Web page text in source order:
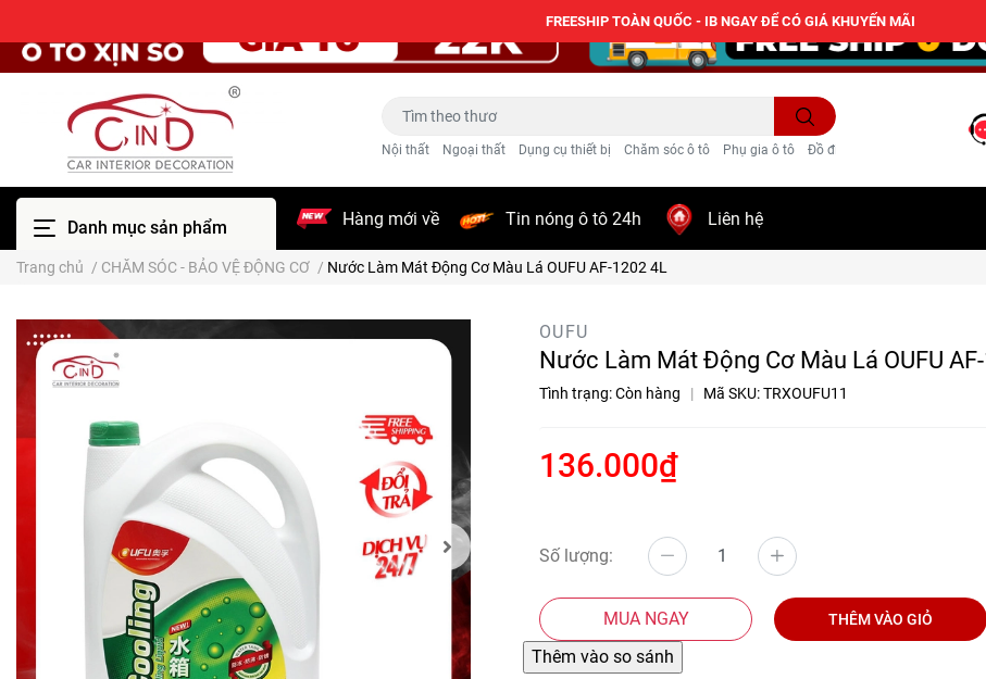
Nội thất Ngoại thất Dụng cụ thiết bị Chăm sóc ô tô Phụ gia ô tô Đồ điện ô tô
Danh mục sản phẩm Hàng mới về Tin nóng ô tô 24h Liên hệ
Trang chủ / CHĂM SÓC - BẢO VỆ ĐỘNG CƠ / Nước Làm Mát Động Cơ Màu Lá OUFU AF-1202 4L
OUFU
Nước Làm Mát Động Cơ Màu Lá OUFU
Tình trạng:Còn hàng | Mã SKU:TRXOUFU11
136.000₫
Số lượng:
MUA NGAY THÊM VÀO GIỎ
FREESHIP TOÀN QUỐC - IB NGAY ĐỂ CÓ GIÁ KHUYẾN MÃI